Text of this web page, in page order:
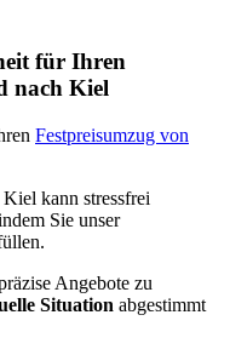
für Ihren
nach Kiel
Festpreisumzug von
kann stressfrei
Sie unser
Angebote zu
Situation abgestimmt